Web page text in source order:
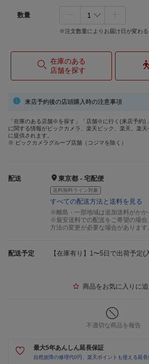
数量
※注文数量によりお届け日が変わる
在庫のある
店舗を探す
来店予約後の店頭購入時の注意事項
「在庫のある店舗※を探す」「店舗※に行く(来店予約)
に関する情報がビックカメラ、楽天ビック、楽天、楽
に提供されます。
※ ビックカメラグループ店舗（コジマを除く）
配送 東京都 - 宅配便
送料無料ライン対象
すべての配送方法と送料を見る
※離島・一部地域は追加送料がかか
※最安送料での配送をご希望の場
方法の変更が必要な場合があります
配送予定 【在庫有り】1〜5日で出荷予定(
商品をお気に入りに
不適切な商品を報告
最大5年あんしん延長保証
自然故障の修理代0円、楽天ポイントも使える延長